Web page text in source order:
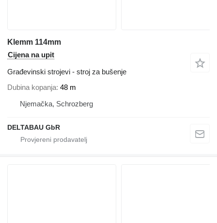
Klemm 114mm
Cijena na upit
Građevinski strojevi - stroj za bušenje
Dubina kopanja 48 m
Njemačka, Schrozberg
DELTABAU GbR